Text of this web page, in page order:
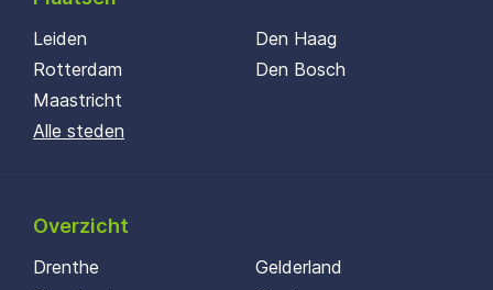
Leiden
Rotterdam
Maastricht
Den Haag
Den Bosch
Alle steden
Overzicht
Drenthe
Gelderland